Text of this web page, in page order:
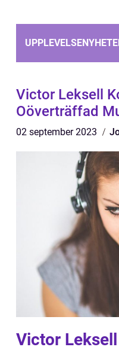
Victor Leksell
Oöverträffad
02 september 2023
Victor